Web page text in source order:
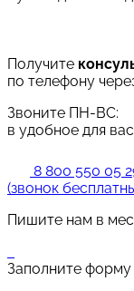
Получите
по телефону
Звоните ПН-ВС:
в удобное для
8 800 550 05
(звонок
Пишите нам в
Заполните